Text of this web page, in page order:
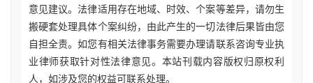
意见建议。法律适用存在地域、时效、个案等差异，请勿生
搬硬套处理具体个案纠纷，由此产生的一切法律后果皆由您
自担全责。如您有相关法律事务需要办理请联系咨询专业执
业律师获取针对性法律意见。本站刊载内容版权归原权利
人，如涉及您的权益可联系处理。